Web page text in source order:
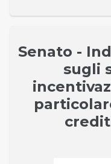
Senato -
sugli